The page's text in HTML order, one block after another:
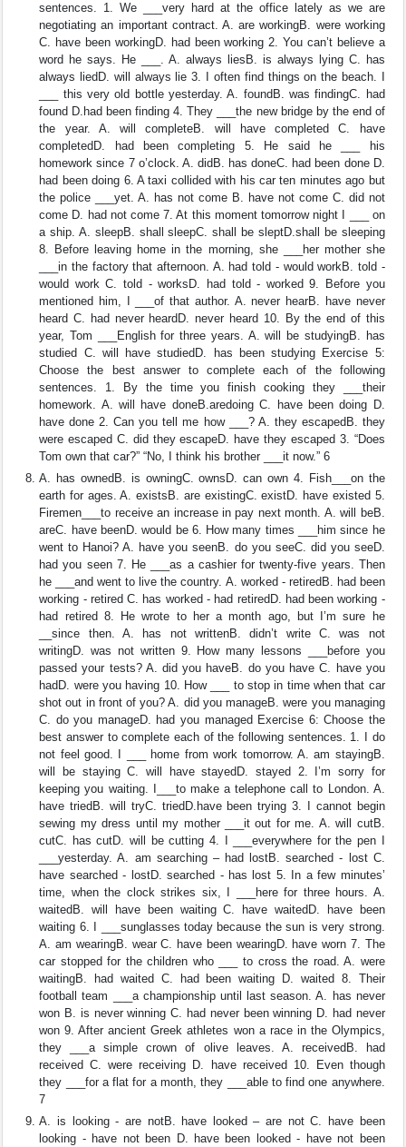
sentences. 1. We ___very hard at the office lately as we are
negotiating an important contract. A. are workingB. were working
C. have been workingD. had been working 2. You can’t believe a
word he says. He ___. A. always liesB. is always lying C. has
always liedD. will always lie 3. I often find things on the beach. I
___ this very old bottle yesterday. A. foundB. was findingC. had
found D.had been finding 4. They ___the new bridge by the end of
the year. A. will completeB. will have completed C. have
completedD. had been completing 5. He said he ___ his
homework since 7 o’clock. A. didB. has doneC. had been done D.
had been doing 6. A taxi collided with his car ten minutes ago but
the police ___yet. A. has not come B. have not come C. did not
come D. had not come 7. At this moment tomorrow night I ___ on
a ship. A. sleepB. shall sleepC. shall be sleptD.shall be sleeping
8. Before leaving home in the morning, she ___her mother she
___in the factory that afternoon. A. had told - would workB. told -
would work C. told - worksD. had told - worked 9. Before you
mentioned him, I ___of that author. A. never hearB. have never
heard C. had never heardD. never heard 10. By the end of this
year, Tom ___English for three years. A. will be studyingB. has
studied C. will have studiedD. has been studying Exercise 5:
Choose the best answer to complete each of the following
sentences. 1. By the time you finish cooking they ___their
homework. A. will have doneB.aredoing C. have been doing D.
have done 2. Can you tell me how ___? A. they escapedB. they
were escaped C. did they escapeD. have they escaped 3. “Does
Tom own that car?” “No, I think his brother ___it now.” 6
A. has ownedB. is owningC. ownsD. can own 4. Fish___on the
earth for ages. A. existsB. are existingC. existD. have existed 5.
Firemen___to receive an increase in pay next month. A. will beB.
areC. have beenD. would be 6. How many times ___him since he
went to Hanoi? A. have you seenB. do you seeC. did you seeD.
had you seen 7. He ___as a cashier for twenty-five years. Then
he ___and went to live the country. A. worked - retiredB. had been
working - retired C. has worked - had retiredD. had been working -
had retired 8. He wrote to her a month ago, but I’m sure he
__since then. A. has not writtenB. didn’t write C. was not
writingD. was not written 9. How many lessons ___before you
passed your tests? A. did you haveB. do you have C. have you
hadD. were you having 10. How ___ to stop in time when that car
shot out in front of you? A. did you manageB. were you managing
C. do you manageD. had you managed Exercise 6: Choose the
best answer to complete each of the following sentences. 1. I do
not feel good. I ___ home from work tomorrow. A. am stayingB.
will be staying C. will have stayedD. stayed 2. I’m sorry for
keeping you waiting. I___to make a telephone call to London. A.
have triedB. will tryC. triedD.have been trying 3. I cannot begin
sewing my dress until my mother ___it out for me. A. will cutB.
cutC. has cutD. will be cutting 4. I ___everywhere for the pen I
___yesterday. A. am searching – had lostB. searched - lost C.
have searched - lostD. searched - has lost 5. In a few minutes’
time, when the clock strikes six, I ___here for three hours. A.
waitedB. will have been waiting C. have waitedD. have been
waiting 6. I ___sunglasses today because the sun is very strong.
A. am wearingB. wear C. have been wearingD. have worn 7. The
car stopped for the children who ___ to cross the road. A. were
waitingB. had waited C. had been waiting D. waited 8. Their
football team ___a championship until last season. A. has never
won B. is never winning C. had never been winning D. had never
won 9. After ancient Greek athletes won a race in the Olympics,
they ___a simple crown of olive leaves. A. receivedB. had
received C. were receiving D. have received 10. Even though
they ___for a flat for a month, they ___able to find one anywhere.
7
A. is looking - are notB. have looked – are not C. have been
looking - have not been D. have been looked - have not been